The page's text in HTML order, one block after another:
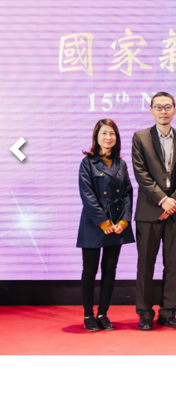
藥物過敏反應是一類由藥物所引起